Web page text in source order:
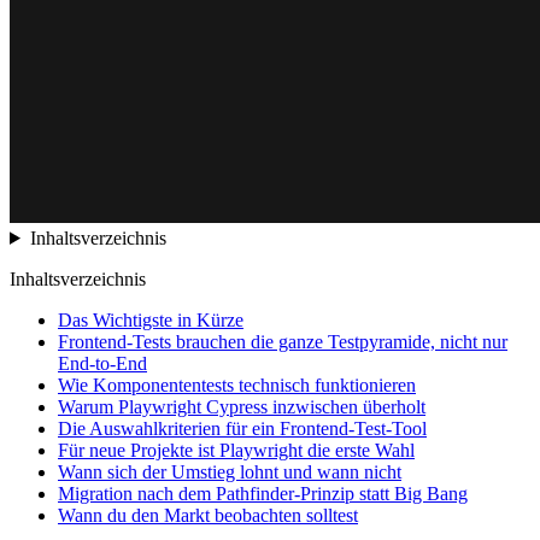
Inhaltsverzeichnis
Inhaltsverzeichnis
Das Wichtigste in Kürze
Frontend-Tests brauchen die ganze Testpyramide, nicht nur
End-to-End
Wie Komponententests technisch funktionieren
Warum Playwright Cypress inzwischen überholt
Die Auswahlkriterien für ein Frontend-Test-Tool
Für neue Projekte ist Playwright die erste Wahl
Wann sich der Umstieg lohnt und wann nicht
Migration nach dem Pathfinder-Prinzip statt Big Bang
Wann du den Markt beobachten solltest